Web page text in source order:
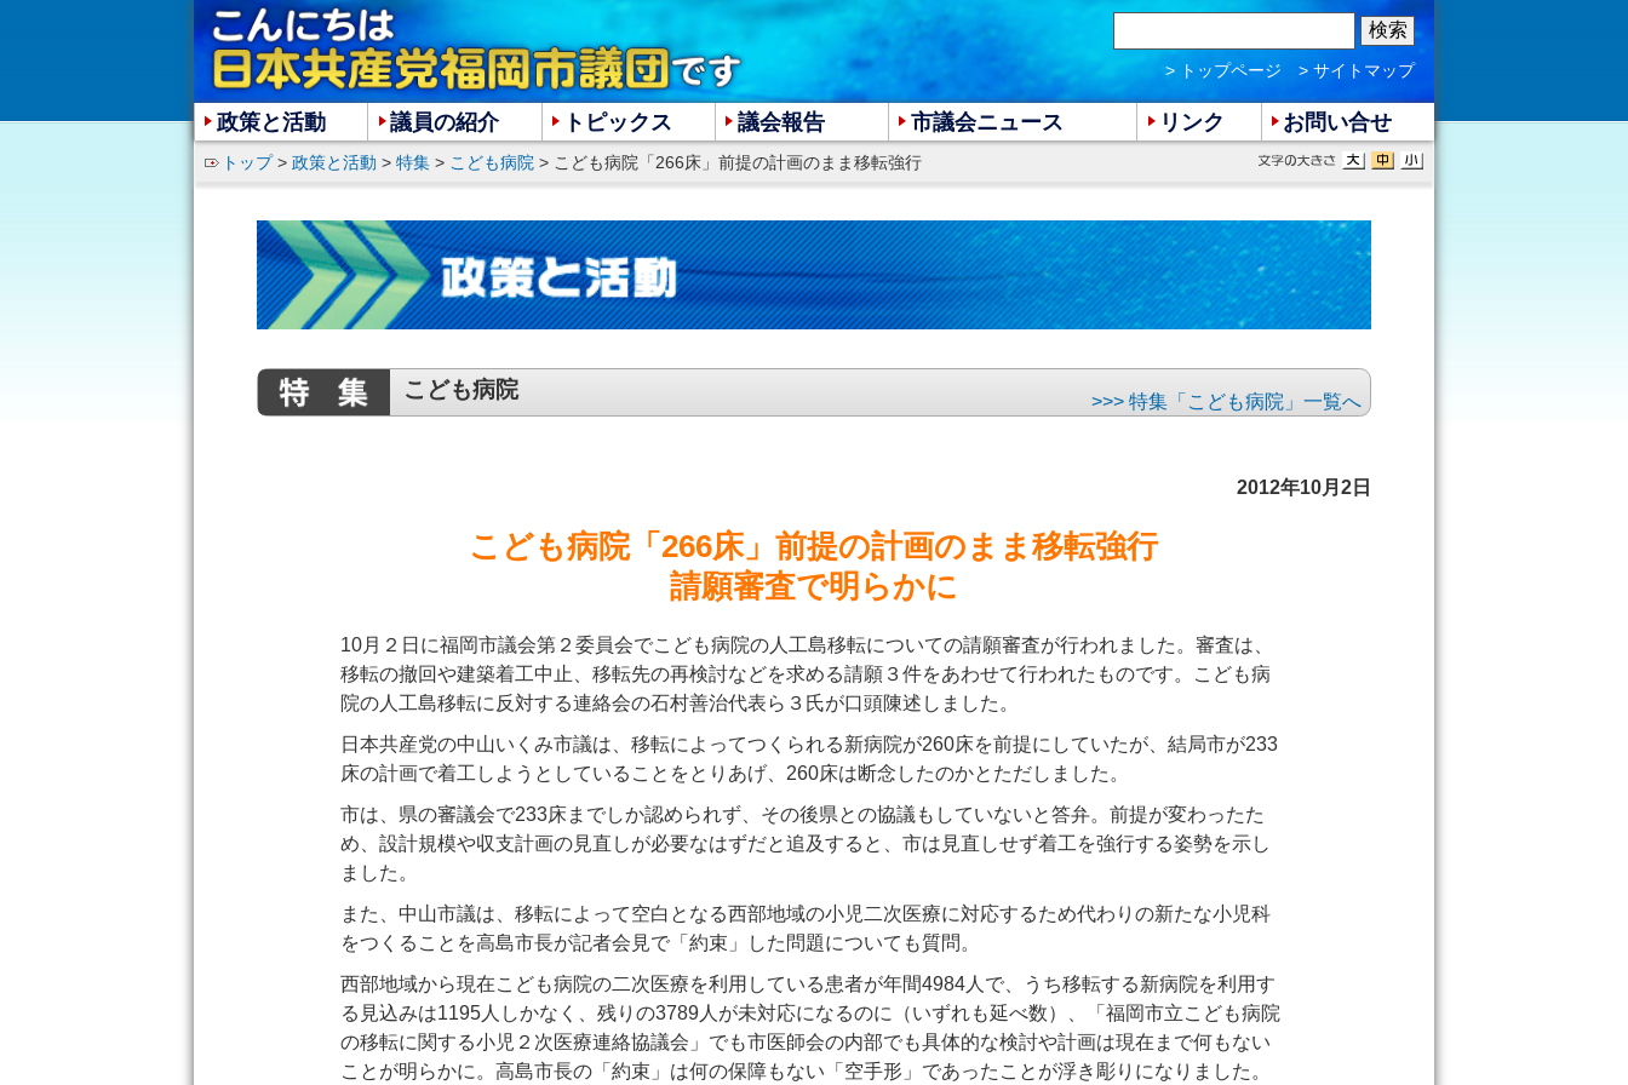
トップ> 政策と活動 > 特集 > こども病院 > こども病院「266床」前提の計画のまま移転強行
大 中 小
こども病院 >>> 特集「こども病院」一覧へ
2012年10月2日
こども病院「266床」前提の計画のまま移転強行
請願審査で明らかに
10月２日に福岡市議会第２委員会でこども病院の人工島移転についての請願審査が行われました。審査は、
移転の撤回や建築着工中止、移転先の再検討などを求める請願３件をあわせて行われたものです。こども病
院の人工島移転に反対する連絡会の石村善治代表ら３氏が口頭陳述しました。
日本共産党の中山いくみ市議は、移転によってつくられる新病院が260床を前提にしていたが、結局市が233
床の計画で着工しようとしていることをとりあげ、260床は断念したのかとただしました。
市は、県の審議会で233床までしか認められず、その後県との協議もしていないと答弁。前提が変わったた
め、設計規模や収支計画の見直しが必要なはずだと追及すると、市は見直しせず着工を強行する姿勢を示し
ました。
また、中山市議は、移転によって空白となる西部地域の小児二次医療に対応するため代わりの新たな小児科
をつくることを高島市長が記者会見で「約束」した問題についても質問。
西部地域から現在こども病院の二次医療を利用している患者が年間4984人で、うち移転する新病院を利用す
る見込みは1195人しかなく、残りの3789人が未対応になるのに（いずれも延べ数）、「福岡市立こども病院
の移転に関する小児２次医療連絡協議会」でも市医師会の内部でも具体的な検討や計画は現在まで何もない
ことが明らかに。高島市長の「約束」は何の保障もない「空手形」であったことが浮き彫りになりました。
政策と活動 議員の紹介 トピックス 議会報告 市議会ニュース リンク お問い合せ
> トップページ > サイトマップ